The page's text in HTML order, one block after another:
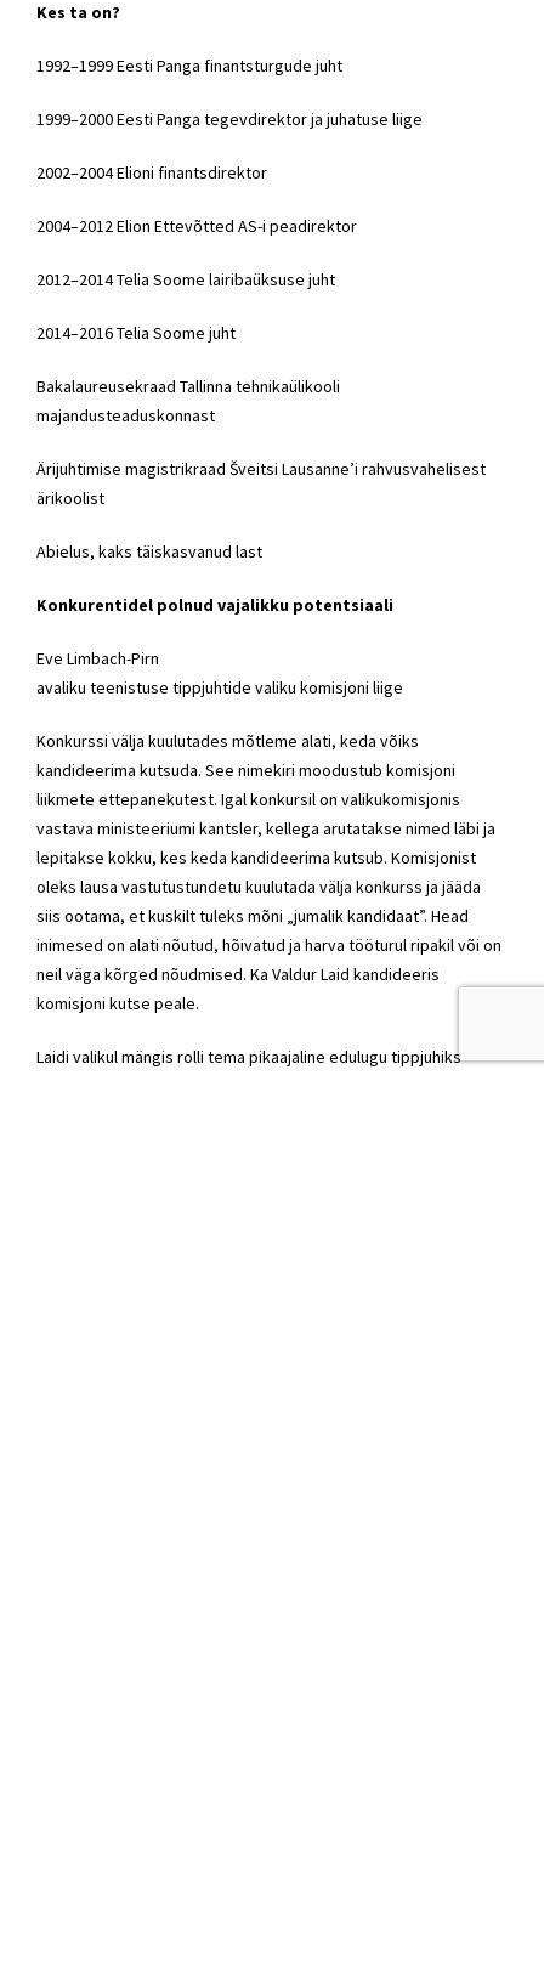
Kes ta on?
1992–1999 Eesti Panga finantsturgude juht
1999–2000 Eesti Panga tegevdirektor ja juhatuse liige
2002–2004 Elioni finantsdirektor
2004–2012 Elion Ettevõtted AS-i peadirektor
2012–2014 Telia Soome lairibaüksuse juht
2014–2016 Telia Soome juht
Bakalaureusekraad Tallinna tehnikaülikooli
majandusteaduskonnast
Ärijuhtimise magistrikraad Šveitsi Lausanne’i rahvusvahelisest
ärikoolist
Abielus, kaks täiskasvanud last
Konkurentidel polnud vajalikku potentsiaali
Eve Limbach-Pirn
avaliku teenistuse tippjuhtide valiku komisjoni liige
Konkurssi välja kuulutades mõtleme alati, keda võiks
kandideerima kutsuda. See nimekiri moodustub komisjoni
liikmete ettepanekutest. Igal konkursil on valikukomisjonis
vastava ministeeriumi kantsler, kellega arutatakse nimed läbi ja
lepitakse kokku, kes keda kandideerima kutsub. Komisjonist
oleks lausa vastutustundetu kuulutada välja konkurss ja jääda
siis ootama, et kuskilt tuleks mõni „jumalik kandidaat”. Head
inimesed on alati nõutud, hõivatud ja harva tööturul ripakil või on
neil väga kõrged nõudmised. Ka Valdur Laid kandideeris
komisjoni kutse peale.
Laidi valikul mängis rolli tema pikaajaline edulugu tippjuhiks